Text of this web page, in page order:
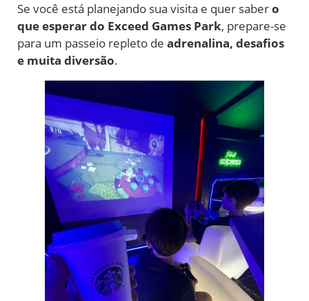
Se você está planejando sua visita e quer sabero
que esperar do Exceed Games Park, prepare-se
para um passeio repleto de adrenalina, desafios
e muita diversão.